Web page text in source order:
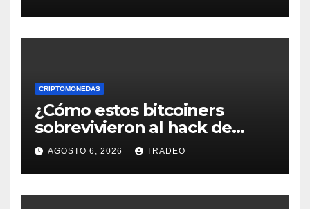
CRIPTOMONEDAS
¿Cómo estos bitcoiners
sobrevivieron al hack de
Coldcard? Un analista
comparte consejos clave
AGOSTO 6, 2026 TRADEO